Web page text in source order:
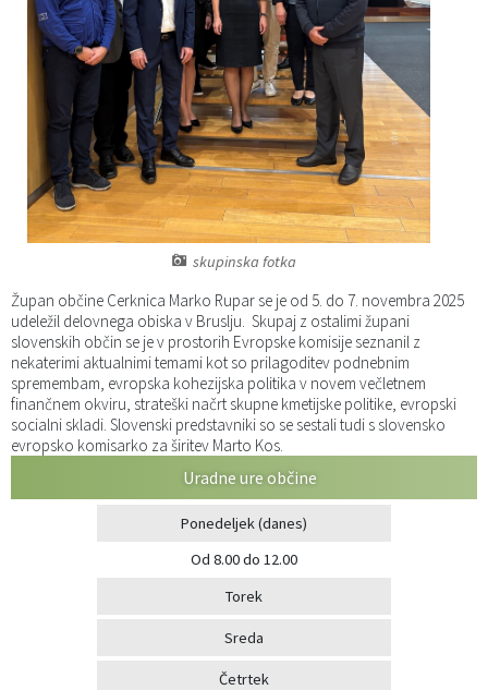
skupinska fotka
Župan občine Cerknica Marko Rupar se je od 5. do 7. novembra 2025
udeležil delovnega obiska v Bruslju. Skupaj z ostalimi župani
slovenskih občin se je v prostorih Evropske komisije seznanil z
nekaterimi aktualnimi temami kot so prilagoditev podnebnim
spremembam, evropska kohezijska politika v novem večletnem
finančnem okviru, strateški načrt skupne kmetijske politike, evropski
socialni skladi. Slovenski predstavniki so se sestali tudi s slovensko
evropsko komisarko za širitev Marto Kos.
Uradne ure občine
Ponedeljek (danes)
Od 8.00 do 12.00
Torek
Sreda
Četrtek
Katalog informacij javnega značaja
Vizitka občine
Predsedniki političnih strank
Služba za okolje in prostor
Služba za stanovanjsko dejavnost
Služba za civilno zaščito
Služba za družbene dejavnosti
Služba za gospodarstvo, turizem in kmetijstvo
Služba za šport
Služba za krajevne skupnosti
Občinski predpisi
Strategije in koncepti
Proračuni občine